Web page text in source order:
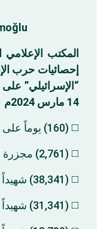
المكتب الإعلامي
إحصائيات حرب
“ الإسرائيلي” على
14 مارس م
◻️ (160) يوماً على حرب الإبادة الجماعية.
◻️ (2,761) مجزرة ارتكبها جيش الاحتلال.
◻️ (38,341) شهيداً ومفقوداً.
◻️ (31,341) شهيداً ممن وصلوا إلى المستشفيات.